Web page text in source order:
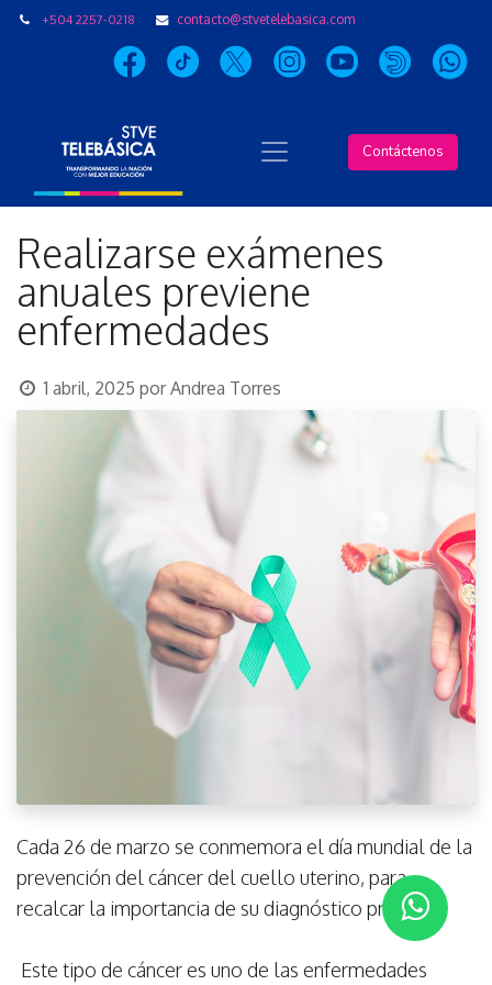
+504 2257-0218 contacto@stvetelebasica.com
Contáctenos
Realizarse exámenes
anuales previene
enfermedades
1 abril, 2025 porAndrea Torres
Cada 26 de marzo se conmemora el día mundial de la
prevención del cáncer del cuello uterino, para
recalcar la importancia de su diagnóstico precoz.
Este tipo de cáncer es uno de las enfermedades